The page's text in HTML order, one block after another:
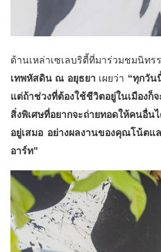
ด้านเหล่าเซเลบริตี้ที่มาร่วมชมนิ
เทพหัสดิน ณ อยุธยา เผยว่า “ทุกวัน
แต่ถ้าช่วงที่ต้องใช้ชีวิตอยู่ในเมืองก็
สิ่งพิเศษที่อยากจะถ่ายทอดให้คนอื่
อยู่เสมอ อย่างผลงานของคุณโน้ต
อาร์ท”